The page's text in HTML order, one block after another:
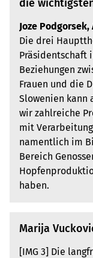
die
Joze
Die drei
Präsidentschaft
Beziehungen
Frauen und die
Slowenien kann
wir zahlreiche
mit
namentlich im
Bereich
haben.
Marija
[IMG 3] Die